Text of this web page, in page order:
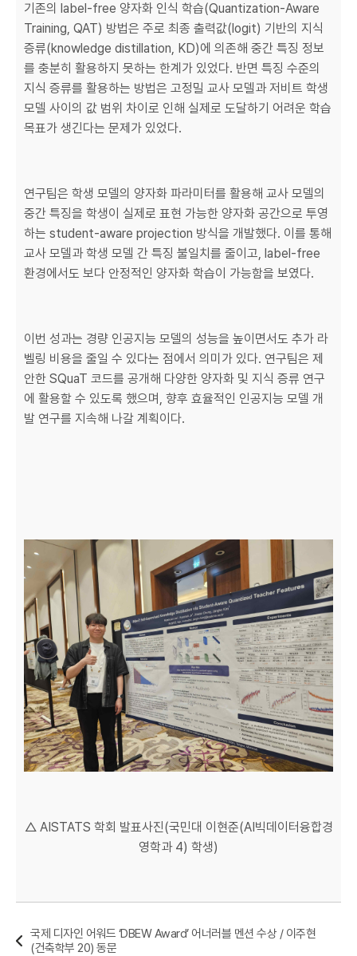
기존의 label-free 양자화 인식 학습(Quantization-Aware
Training, QAT) 방법은 주로 최종 출력값(logit) 기반의 지식
증류(knowledge distillation, KD)에 의존해 중간 특징 정보
를 충분히 활용하지 못하는 한계가 있었다. 반면 특징 수준의
지식 증류를 활용하는 방법은 고정밀 교사 모델과 저비트 학생
모델 사이의 값 범위 차이로 인해 실제로 도달하기 어려운 학습
목표가 생긴다는 문제가 있었다.
연구팀은 학생 모델의 양자화 파라미터를 활용해 교사 모델의
중간 특징을 학생이 실제로 표현 가능한 양자화 공간으로 투영
하는 student-aware projection 방식을 개발했다. 이를 통해
교사 모델과 학생 모델 간 특징 불일치를 줄이고, label-free
환경에서도 보다 안정적인 양자화 학습이 가능함을 보였다.
이번 성과는 경량 인공지능 모델의 성능을 높이면서도 추가 라
벨링 비용을 줄일 수 있다는 점에서 의미가 있다. 연구팀은 제
안한 SQuaT 코드를 공개해 다양한 양자화 및 지식 증류 연구
에 활용할 수 있도록 했으며, 향후 효율적인 인공지능 모델 개
발 연구를 지속해 나갈 계획이다.
△ AISTATS 학회 발표사진(국민대 이현준(AI빅데이터융합경
영학과 4) 학생)
국제 디자인 어워드 ‘DBEW Award’ 어너러블 멘션 수상 / 이주현
(건축학부 20) 동문